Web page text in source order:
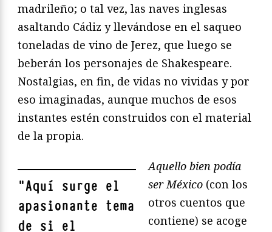
madrileño; o tal vez, las naves inglesas
asaltando Cádiz y llevándose en el saqueo
toneladas de vino de Jerez, que luego se
beberán los personajes de Shakespeare.
Nostalgias, en fin, de vidas no vividas y por
eso imaginadas, aunque muchos de esos
instantes estén construidos con el material
de la propia.
"Aquí surge el
apasionante tema
de si el
Aquello bien podía
ser México (con los
otros cuentos que
contiene) se acoge